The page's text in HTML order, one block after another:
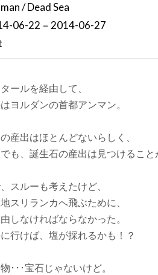
/ Dead Sea
06-22－2014-06-27
ールを経由して、
ヨルダンの首都アンマン。
産出はほとんどないらしく、
も、誕生石の産出は見つけること
スルーも考えたけど、
スリランカへ飛ぶために、
しなければならなかった。
行けば、塩が採れるかも！？
･･･宝石じゃないけど。